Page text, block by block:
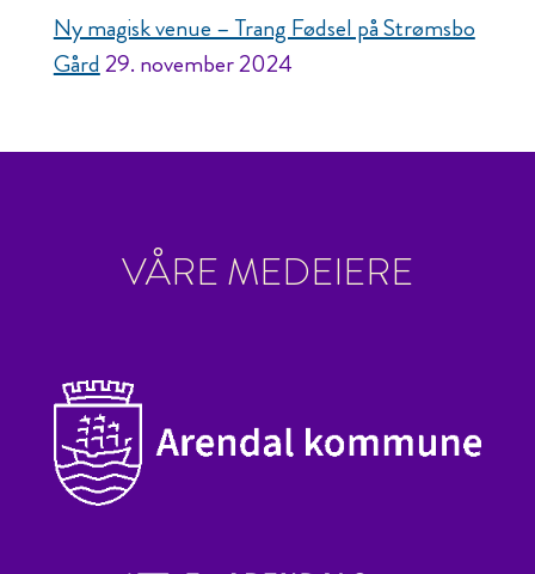
Ny magisk venue – Trang Fødsel på Strømsbo
Gård29. november 2024
VÅRE MEDEIERE